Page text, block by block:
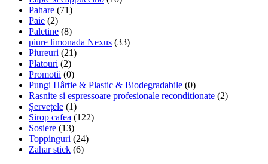
Pahare (71)
Paie (2)
Paletine (8)
piure limonada Nexus (33)
Piureuri (21)
Platouri (2)
Promotii (0)
Pungi Hârtie & Plastic & Biodegradabile (0)
Rasnite si espressoare profesionale reconditionate (2)
Șervețele (1)
Sirop cafea (122)
Sosiere (13)
Toppinguri (24)
Zahar stick (6)